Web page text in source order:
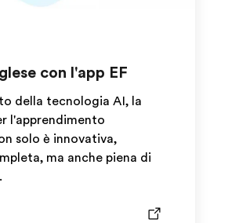
con l'app EF
della tecnologia AI, la
l'apprendimento
solo è innovativa,
ma anche piena di